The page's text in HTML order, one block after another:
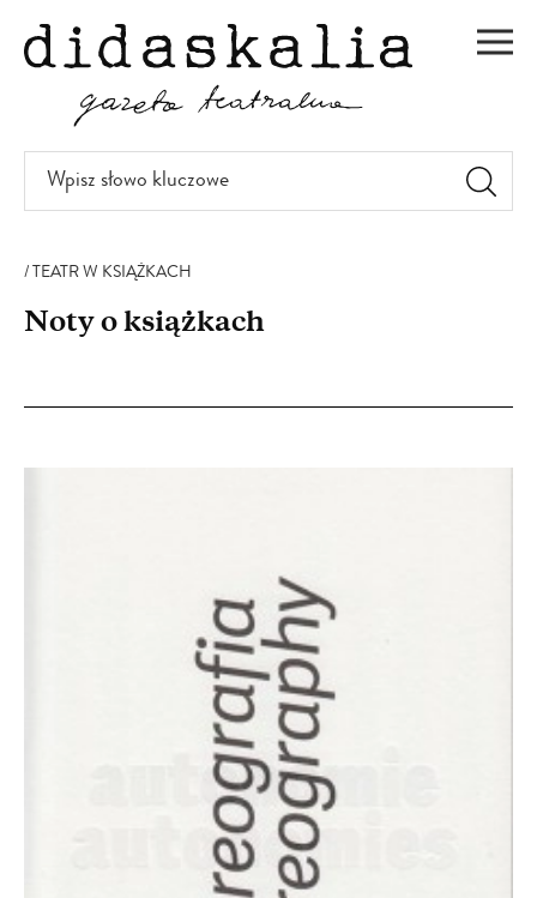
DO
TREŚCI
Wpisz
słowo
TEATR W KSIĄŻKACH
Noty o książkach